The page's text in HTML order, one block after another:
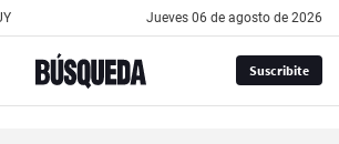
jueves 06 de agosto de 2026
Suscribite